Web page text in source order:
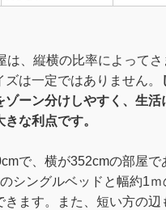
は、縦横の比率によって
は一定ではありません。
ーン分けしやすく、生活
な利点です。
で、横が352cmの部屋で
シングルベッドと幅約1
きます。また、短い方の辺